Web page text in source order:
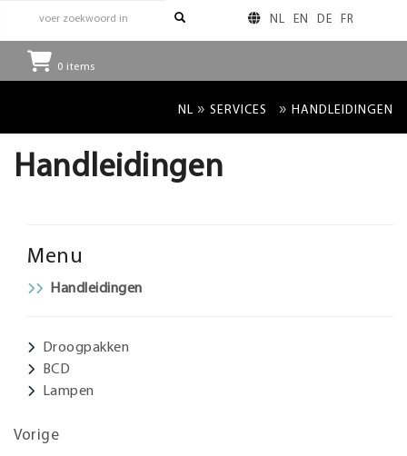
NL EN DE FR
0 items
NL » SERVICES » HANDLEIDINGEN
Handleidingen
Menu
Handleidingen
Droogpakken
BCD
Lampen
Vorige